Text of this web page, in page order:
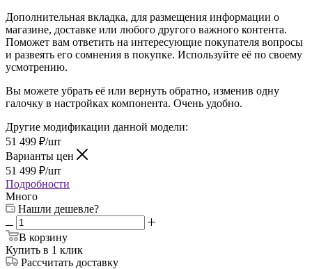
Дополнительная вкладка, для размещения информации о
магазине, доставке или любого другого важного контента.
Поможет вам ответить на интересующие покупателя вопросы
и развеять его сомнения в покупке. Используйте её по своему
усмотрению.
Вы можете убрать её или вернуть обратно, изменив одну
галочку в настройках компонента. Очень удобно.
Другие модификации данной модели:
51 499 ₽/шт
Варианты цен
51 499 ₽/шт
Подробности
Много
Нашли дешевле?
В корзину
Купить в 1 клик
Рассчитать доставку